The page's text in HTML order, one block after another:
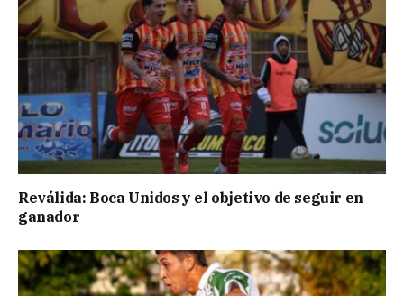
Reválida: Boca Unidos y el objetivo de seguir en
ganador